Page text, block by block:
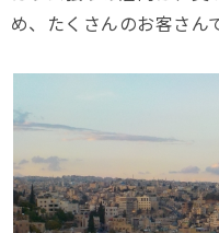
め、たくさんのお客さん